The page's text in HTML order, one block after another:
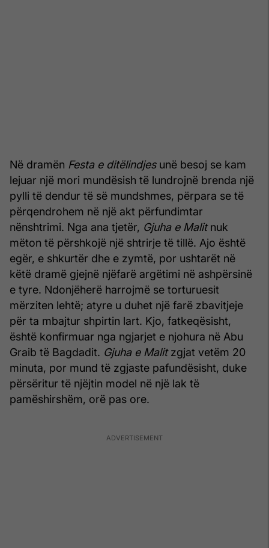
Në dramën Festa e ditëlindjes unë besoj se kam
lejuar një mori mundësish të lundrojnë brenda një
pylli të dendur të së mund­shmes, përpara se të
përqendrohem në një akt përfundimtar
nënshtrimi. Nga ana tjetër, Gjuha e Malitnuk
mëton të për­shkojë një shtrirje të tillë. Ajo është
egër, e shkurtër dhe e zymtë, por ushtarët në
këtë dramë gjejnë njëfarë argëtimi në ashpër­sinë
e tyre. Ndonjëherë harrojmë se torturuesit
mërziten lehtë; atyre u duhet një farë zbavitjeje
për ta mbajtur shpirtin lart. Kjo, fatkeqësisht,
është konfirmuar nga ngjarjet e njohura në Abu
Graib të Bagdadit. Gjuha e Malitzgjat vetëm 20
minuta, por mund të zgjaste pafundësisht, duke
përsëritur të njëjtin model në një lak të
pamëshirshëm, orë pas ore.